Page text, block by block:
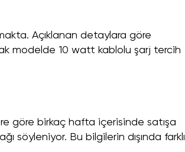
Açıklanan detaylara göre
modelde 10 watt kablolu şarj tercih
göre birkaç hafta içerisinde satışa
söyleniyor. Bu bilgilerin dışında farklı